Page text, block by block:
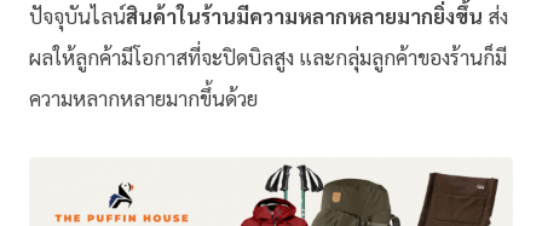
ปัจจุบันไลน์สินค้าในร้านมีความหลากหลายมากยิ่งขึ้น ส่ง
ผลให้ลูกค้ามีโอกาสที่จะปิดบิลสูง และกลุ่มลูกค้าของร้านก็มี
ความหลากหลายมากขึ้นด้วย